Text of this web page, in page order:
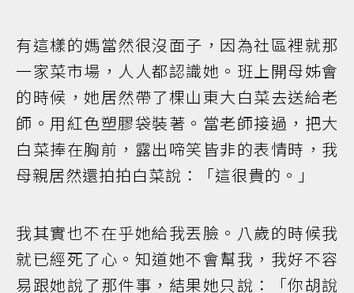
有這樣的媽當然很沒面子，因為社區裡就那
一家菜市場，人人都認識她。班上開母姊會
的時候，她居然帶了棵山東大白菜去送給老
師。用紅色塑膠袋裝著。當老師接過，把大
白菜捧在胸前，露出啼笑皆非的表情時，我
母親居然還拍拍白菜說：「這很貴的。」
我其實也不在乎她給我丟臉。八歲的時候我
就已經死了心。知道她不會幫我，我好不容
易跟她說了那件事，結果她只說：「你胡說